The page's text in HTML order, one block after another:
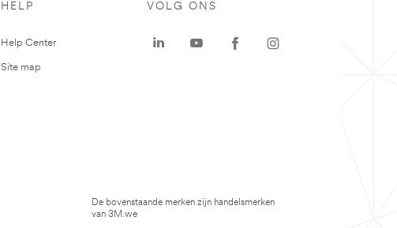
HELP
Help Center
Site map
VOLG ONS
De bovenstaande merken zijn handelsmerken
van 3M.we